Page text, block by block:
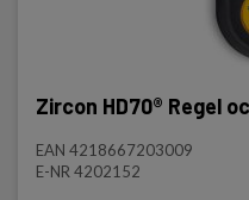
Zircon HD70® Regel
EAN 4218667203009
E-NR 4202152